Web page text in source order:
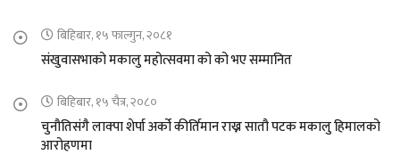
बिहिबार, १५ फाल्गुन, २०८१
संखुवासभाको मकालु महोत्सवमा को को भए सम्मानित
बिहिबार, १५ चैत्र, २०८०
चुनौतिसंगै लाक्पा शेर्पा अर्को कीर्तिमान राख्न सातौ पटक मकालु हिमालको
आरोहणमा